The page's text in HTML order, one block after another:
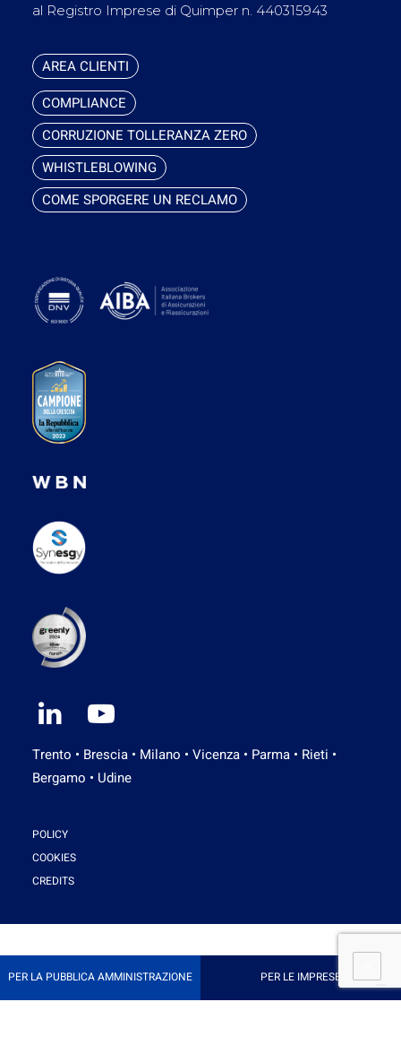
PER LA PUBBLICA AMMINISTRAZIONE PER LE IMPRESE
al Registro Imprese di Quimper n. 440315943
AREA CLIENTI
COMPLIANCE
CORRUZIONE TOLLERANZA ZERO
WHISTLEBLOWING
COME SPORGERE UN RECLAMO
Trento • Brescia • Milano • Vicenza • Parma • Rieti •
Bergamo • Udine
POLICY
COOKIES
CREDITS